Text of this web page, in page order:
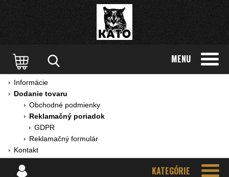
MENU
Informácie
Dodanie tovaru
Obchodné podmienky
Reklamačný poriadok
GDPR
Reklamačný formulár
Kontakt
KATEGÓRIE